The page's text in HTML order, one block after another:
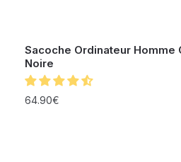
Sacoche Ordinateur Homme
Noire
64.90€